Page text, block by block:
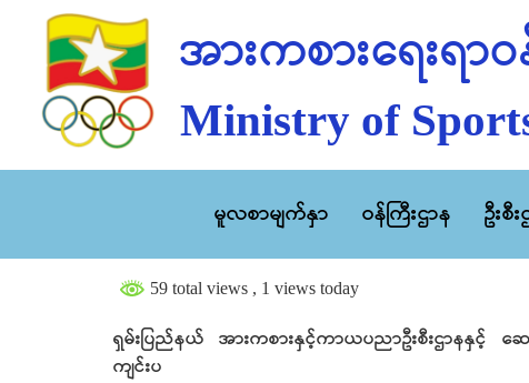
အားကစားရေးရာ
Ministry of
မူလစာမျက်နှာ ဝန်ကြီးဌာန ဦးစီ
59 total views , 1 views today
ရှမ်းပြည်နယ် အားကစားနှင့်ကာယပညာဦးစီးဌာနနှင့် ဆ
ကျင်းပ